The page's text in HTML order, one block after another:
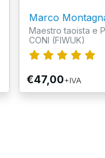
Marco
Maestro taoista e
CONI (FIWUK)
€47,00+IVA